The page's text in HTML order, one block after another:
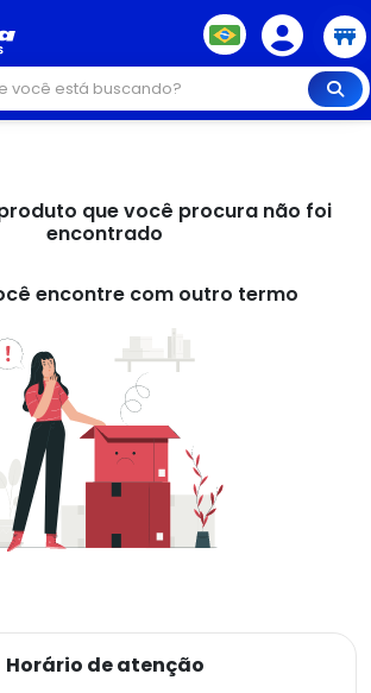
que você procura não foi
encontrado
encontre com outro termo
Horário de atenção